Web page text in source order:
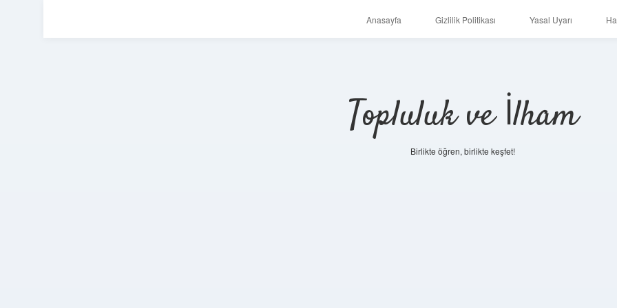
Anasayfa Gizlilik Politikası Yasal Uyarı
Topluluk ve İlham
Birlikte öğren, birlikte keşfet!